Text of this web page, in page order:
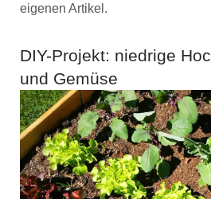
eigenen Artikel.
DIY-Projekt: niedrige
und Gemüse